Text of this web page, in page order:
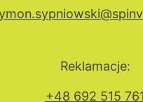
Reklamacje:
+48 692 515 761